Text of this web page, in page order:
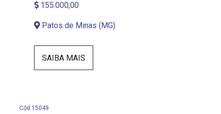
155.000,00
Patos de Minas (MG)
SAIBA MAIS
Cód 15049